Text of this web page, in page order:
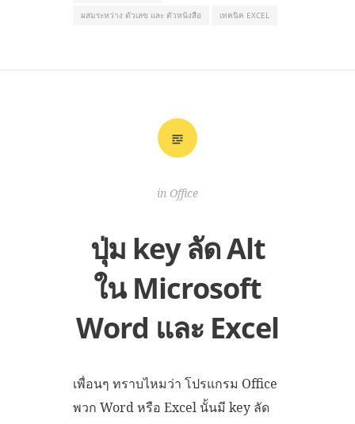
ผสมระหว่าง ตัวเลข และ ตัวหนังสือ
เทคนิค EXCEL
in Office
ปุ่ม key ลัด Alt
ใน Microsoft
Word และ Excel
เพื่อนๆ ทราบไหมว่า โปรแกรม Office
พวก Word หรือ Excel นั้นมี key ลัด